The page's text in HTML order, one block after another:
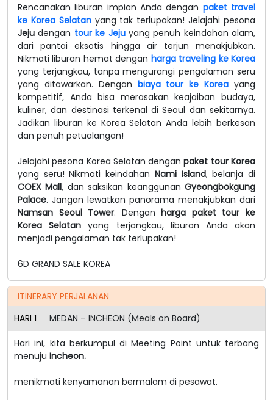
Rencanakan liburan impian Anda dengan paket travel
ke Korea Selatanyang tak terlupakan! Jelajahi pesona
Jeju dengan tour ke Jejuyang penuh keindahan alam,
dari pantai eksotis hingga air terjun menakjubkan.
Nikmati liburan hemat dengan harga traveling ke Korea
yang terjangkau, tanpa mengurangi pengalaman seru
yang ditawarkan. Dengan biaya tour ke Korea yang
kompetitif, Anda bisa merasakan keajaiban budaya,
kuliner, dan destinasi terkenal di Seoul dan sekitarnya.
Jadikan liburan ke Korea Selatan Anda lebih berkesan
dan penuh petualangan!
Jelajahi pesona Korea Selatan denganpaket tour Korea
yang seru! Nikmati keindahan Nami Island, belanja di
COEX Mall, dan saksikan keanggunanGyeongbokgung
Palace. Jangan lewatkan panorama menakjubkan dari
Namsan Seoul Tower. Denganharga paket tour ke
Korea Selatan yang terjangkau, liburan Anda akan
menjadi pengalaman tak terlupakan!
6D GRAND SALE KOREA
ITINERARY PERJALANAN
HARI 1 MEDAN – INCHEON (Meals on Board)
Hari ini, kita berkumpul di Meeting Point untuk terbang
menuju Incheon.
menikmati kenyamanan bermalam di pesawat.